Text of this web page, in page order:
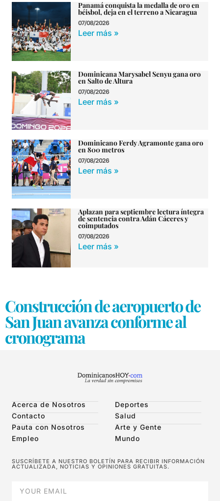
Panamá conquista la medalla de oro en
béisbol, deja en el terreno a Nicaragua
07/08/2026
Leer más »
Dominicana Marysabel Senyu gana oro
en Salto de Altura
07/08/2026
Leer más »
Dominicano Ferdy Agramonte gana oro
en 800 metros
07/08/2026
Leer más »
Aplazan para septiembre lectura íntegra
de sentencia contra Adán Cáceres y
coimputados
07/08/2026
Leer más »
Construcción de aeropuerto de
San Juan avanza conforme al
cronograma
Acerca de Nosotros
Contacto
Pauta con Nosotros
Empleo
Deportes
Salud
Arte y Gente
Mundo
SUSCRÍBETE A NUESTRO BOLETÍN PARA RECIBIR INFORMACIÓN
ACTUALIZADA, NOTICIAS Y OPINIONES GRATUITAS.